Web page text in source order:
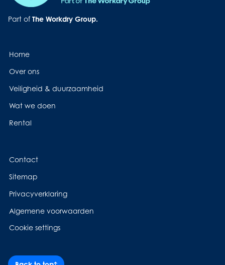
Part of The Workdry Group.
Home
Over ons
Veiligheid & duurzaamheid
Wat we doen
Rental
Contact
Sitemap
Privacyverklaring
Algemene voorwaarden
Cookie settings